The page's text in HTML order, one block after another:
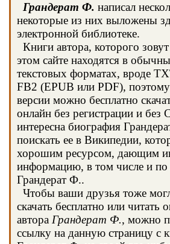
Грандерат Ф. написал
некоторые из них выложены
электронной библиотеке.
Книги автора, которого
этом сайте находятся в
текстовых форматах, вроде
FB2 (EPUB или PDF),
версии можно бесплатно
онлайн без регистрации и
интересна биография
поискать ее в Википедии,
хорошим ресурсом, дающим
информацию, в том числе и по
Грандерат Ф..
Чтобы ваши друзья тоже
скачать бесплатно или читать
автора Грандерат Ф., можно
ссылку на данную страницу с